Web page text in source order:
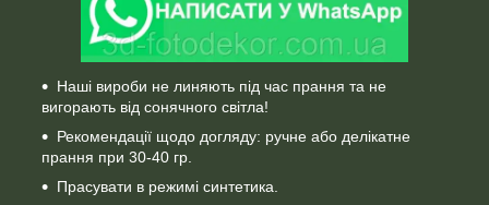
Наші вироби не линяють під час прання та не
вигорають від сонячного світла!
Рекомендації щодо догляду: ручне або делікатне
прання при 30-40 гр.
Прасувати в режимі синтетика.